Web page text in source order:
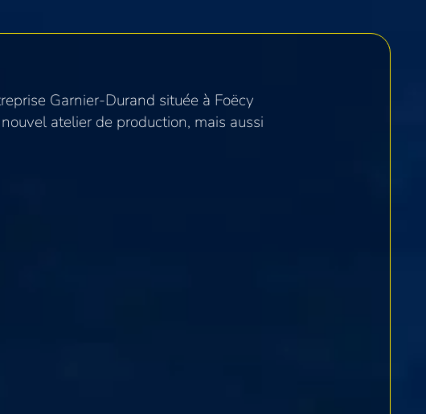
Garnier-Durand située à Foëcy
atelier de production, mais aussi